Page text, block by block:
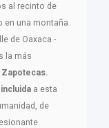
al recinto de
en una montaña
de Oaxaca -
la más
Zapotecas.
a esta
de